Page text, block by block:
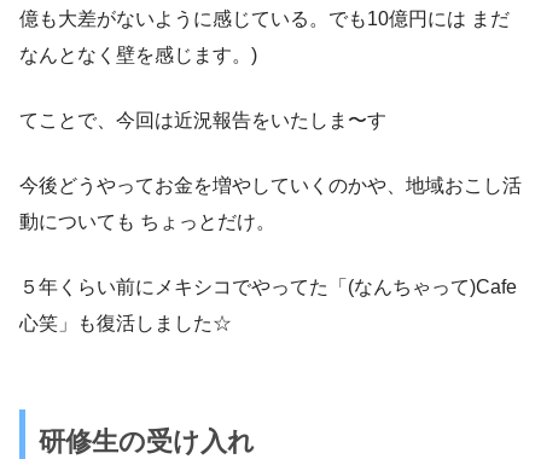
億も大差がないように感じている。でも10億円には まだ
なんとなく壁を感じます。)
てことで、今回は近況報告をいたしま〜す
今後どうやってお金を増やしていくのかや、地域おこし活
動についても ちょっとだけ。
５年くらい前にメキシコでやってた「(なんちゃって)Cafe
心笑」も復活しました☆
研修生の受け入れ